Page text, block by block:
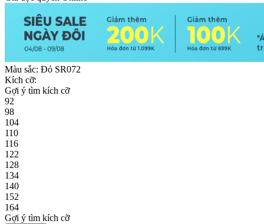
Màu sắc: Đỏ SR072
Kích cỡ:
Gợi ý tìm kích cỡ
92
98
104
110
116
122
128
134
140
152
164
Gợi ý tìm kích cỡ